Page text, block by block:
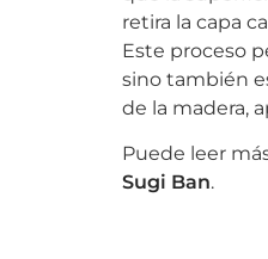
retira la capa
Este proceso
sino también
de la madera,
Puede leer
Sugi Ban.